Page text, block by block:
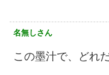
名無しさん
この墨汁で、どれ